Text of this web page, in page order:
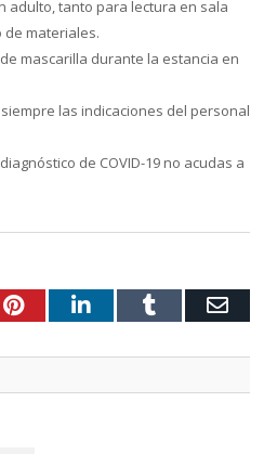
adulto, tanto para lectura en sala
de materiales.
mascarilla durante la estancia en
las indicaciones del personal
de COVID-19 no acudas a
PinterestLinkedInTumblr